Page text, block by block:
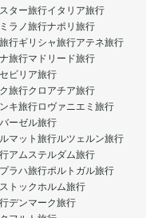
ター旅行イタリア旅行
ミラノ旅行ナポリ旅行
行ギリシャ旅行アテネ旅行
旅行マドリード旅行
セビリア旅行
旅行クロアチア旅行
キ旅行ロヴァニエミ旅行
バーゼル旅行
マット旅行ルツェルン旅行
アムステルダム旅行
プラハ旅行ポルトガル旅行
ストックホルム旅行
デンマーク旅行